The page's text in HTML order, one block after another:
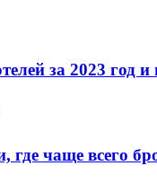
за 2023 год и
где чаще всего